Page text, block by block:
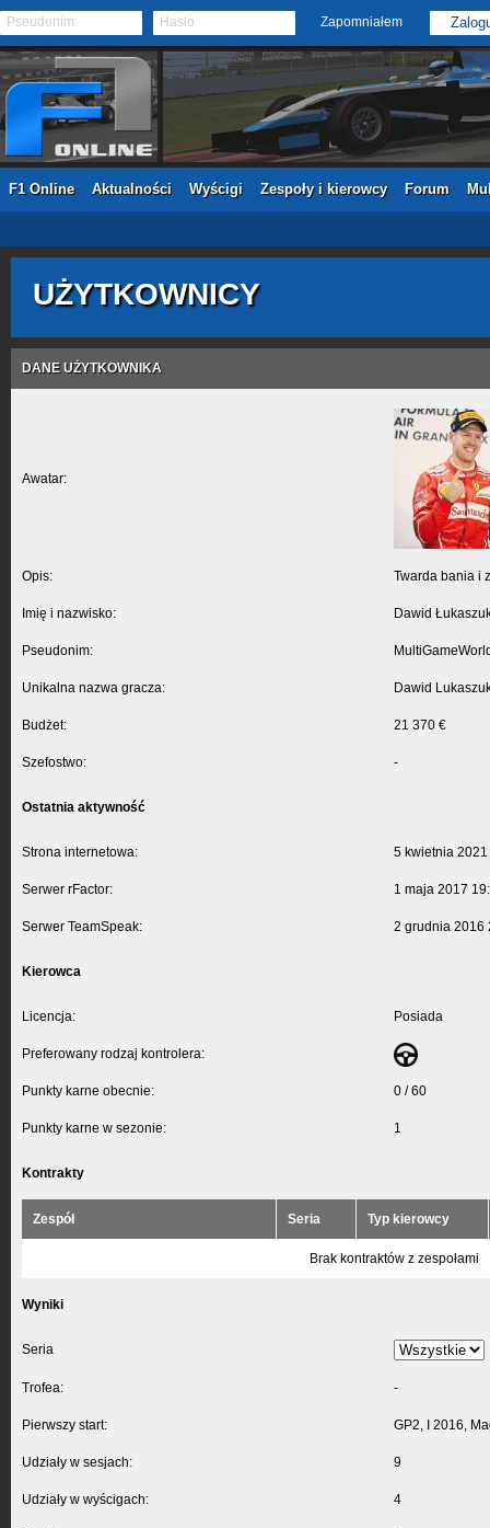
Pseudonim Hasło Zapomniałem
F1 Online Aktualności Wyścigi Zespoły i kierowcy Forum
UŻYTKOWNICY
DANE UŻYTKOWNIKA
Awatar:
Opis: Twarda bania i
Imię i nazwisko: Dawid
Pseudonim:
Unikalna nazwa gracza: Dawid
Budżet: 21 370 €
Szefostwo: -
Ostatnia aktywność
Strona internetowa: 5 kwietnia
Serwer rFactor: 1 maja 2017
Serwer TeamSpeak: 2 grudnia 2016
Kierowca
Licencja: Posiada
Preferowany rodzaj kontrolera:
Punkty karne obecnie: 0 / 60
Punkty karne w sezonie: 1
Kontrakty
Zespół Seria Typ kierowcy
Brak kontraktów z zespołami
Wyniki
Seria
Trofea: -
Pierwszy start: GP2, I 2016,
Udziały w sesjach: 9
Udziały w wyścigach: 4